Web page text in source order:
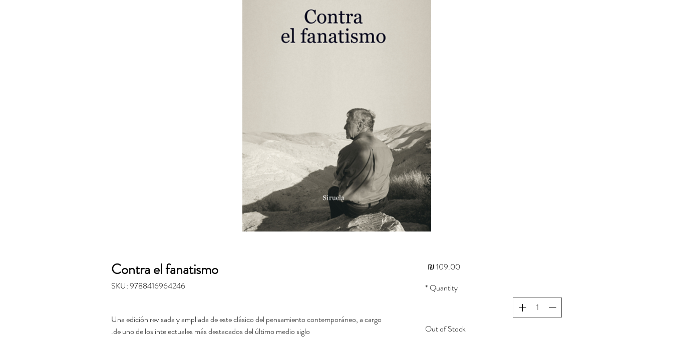
Contra el fanatismo
SKU: 9788416964246
Una edición revisada y ampliada de este clásico del pensamiento contemporáneo, a cargo
de uno de los intelectuales más destacados del último medio siglo.
109.00 ₪
Quantity
*
Out of Stock